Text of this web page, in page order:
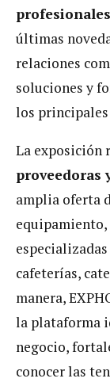
profesionales
últimas
relaciones
soluciones y
los
La exposición
proveedoras
amplia oferta
equipamiento,
cafeterías,
manera,
la plataforma
negocio,
conocer las